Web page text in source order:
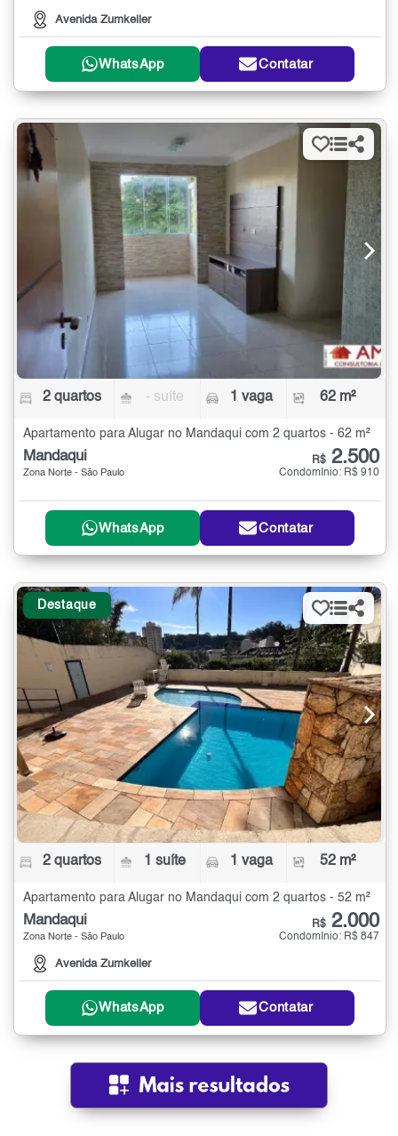
Avenida Zumkeller
WhatsApp Contatar
2 quartos - suíte 1 vaga 62 m²
Apartamento para Alugar no Mandaqui com 2 quartos - 62 m²
Mandaqui
Zona Norte - São Paulo
R$ 2.500
Condomínio: R$ 910
WhatsApp Contatar
Destaque
2 quartos 1 suíte 1 vaga 52 m²
Apartamento para Alugar no Mandaqui com 2 quartos - 52 m²
Mandaqui
Zona Norte - São Paulo
Avenida Zumkeller
R$ 2.000
Condomínio: R$ 847
WhatsApp Contatar